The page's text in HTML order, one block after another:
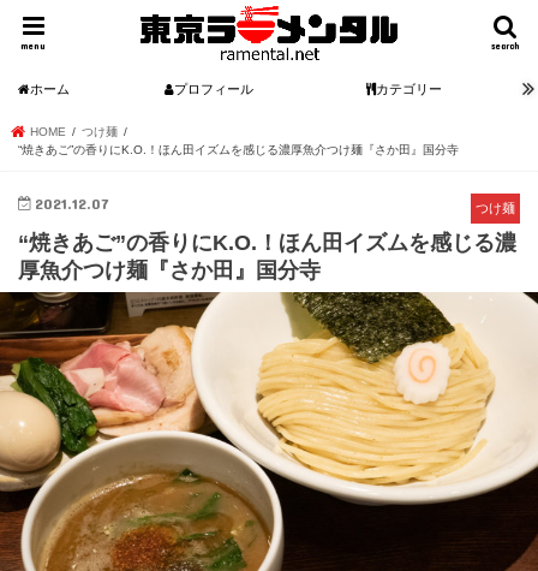
search
menu
ホーム プロフィール カテゴリー
HOME
つけ麺
“焼きあご”の香りにK.O.！ほん田イズムを感じる濃厚魚介つけ麺『さか田』国分寺
つけ麺
2021.12.07
“焼きあご”の香りにK.O.！ほん田イズムを感じる濃
厚魚介つけ麺『さか田』国分寺